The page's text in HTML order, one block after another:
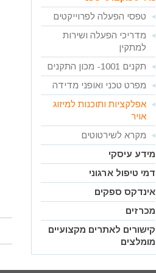
טפסי הפעלה לפרוייקטים
מדריכי הפעלה ושירות
למתקין
תקנים 1001- מכון התקנים
מפרט טכני ואופני מדידה
אפלקציות ותוכנות למיזוג
אויר
מקרא לשירטוטים
מידע עיסקי
דמי טיפול ארגוני
אינדקס ספקים
מכרזים
קישורים לאתרים מקצועיים
מומלצים